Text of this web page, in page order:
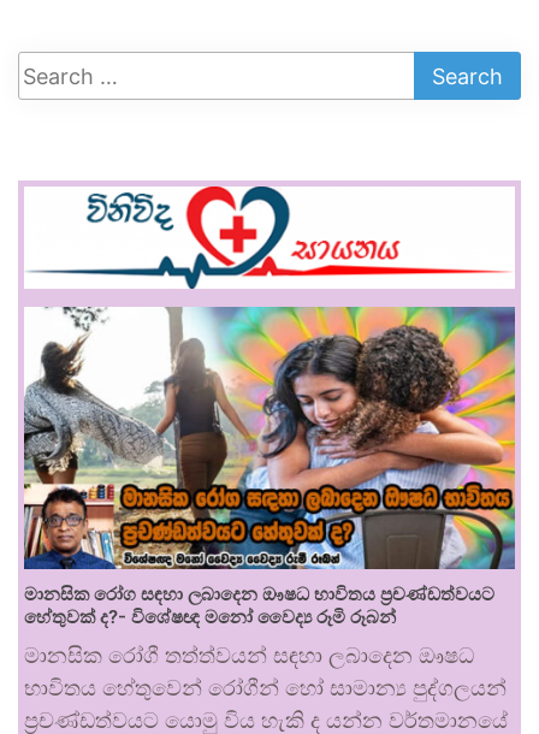
මානසික රෝග සඳහා ලබාදෙන ඖෂධ භාවිතය ප්‍රචණ්ඩත්වයට
හේතුවක් ද?- විශේෂඥ මනෝ වෛද්‍ය රූමි රූබන්
මානසික රෝගී තත්ත්වයන් සඳහා ලබාදෙන ඖෂධ
භාවිතය හේතුවෙන් රෝගීන් හෝ සාමාන්‍ය පුද්ගලයන්
ප්‍රචණ්ඩත්වයට යොමු විය හැකි ද යන්න වර්තමානයේ